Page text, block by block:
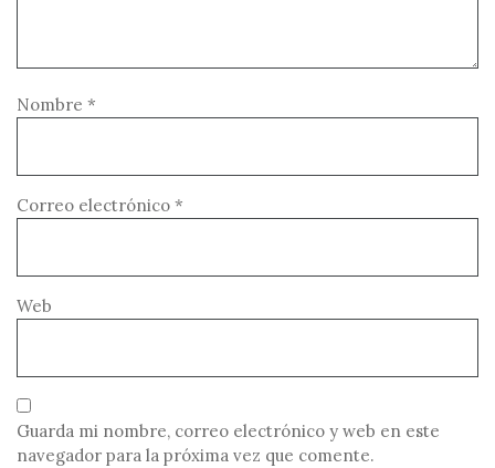
Nombre *
Correo electrónico *
Web
Guarda mi nombre, correo electrónico y web en este
navegador para la próxima vez que comente.